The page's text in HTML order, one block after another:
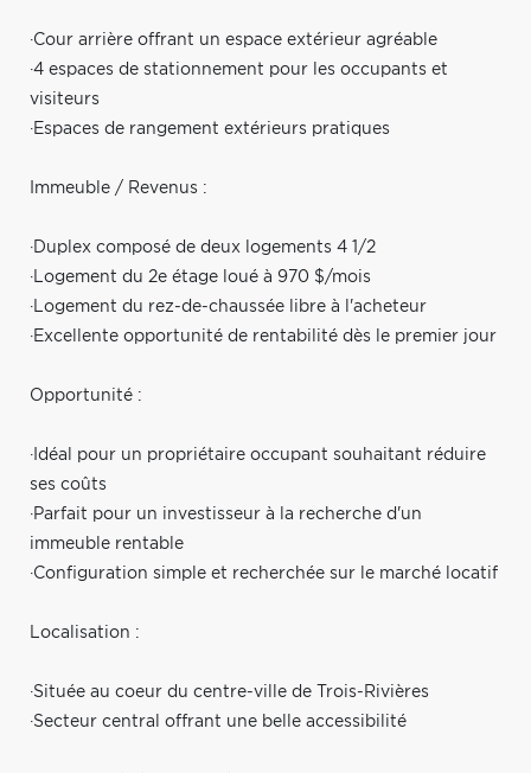
·Cour arrière offrant un espace extérieur agréable
·4 espaces de stationnement pour les occupants et
visiteurs
·Espaces de rangement extérieurs pratiques
Immeuble / Revenus :
·Duplex composé de deux logements 4 1/2
·Logement du 2e étage loué à 970 $/mois
·Logement du rez-de-chaussée libre à l'acheteur
·Excellente opportunité de rentabilité dès le premier jour
Opportunité :
·Idéal pour un propriétaire occupant souhaitant réduire
ses coûts
·Parfait pour un investisseur à la recherche d'un
immeuble rentable
·Configuration simple et recherchée sur le marché locatif
Localisation :
·Située au coeur du centre-ville de Trois-Rivières
·Secteur central offrant une belle accessibilité